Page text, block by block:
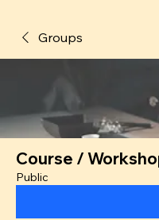
Groups
Course /
Public